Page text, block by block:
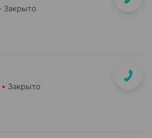
Закрыто
Закрыто